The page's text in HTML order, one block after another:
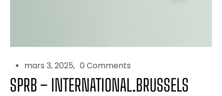
mars 3, 2025 0 Comments
SPRB – INTERNATIONAL.BRUSSELS